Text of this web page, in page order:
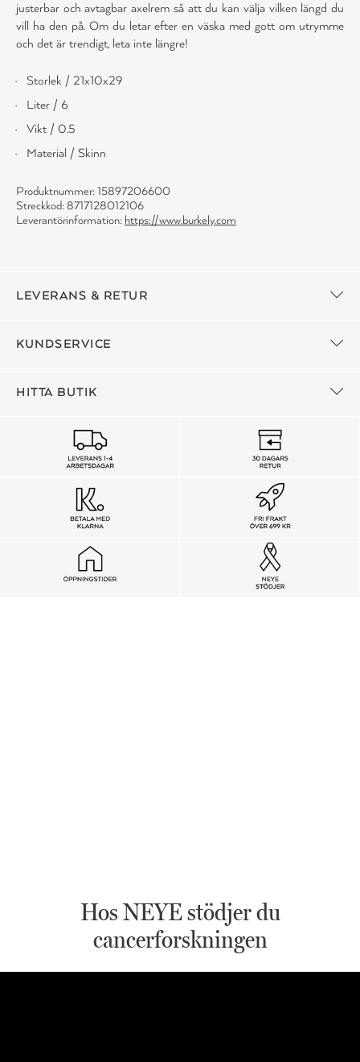
justerbar och avtagbar axelrem så att du kan välja vilken längd du
vill ha den på. Om du letar efter en väska med gott om utrymme
och det är trendigt, leta inte längre!
Storlek / 21x10x29
Liter / 6
Vikt / 0.5
Material / Skinn
Produktnummer: 15897206600
Streckkod: 8717128012106
Leverantörinformation: https://www.burkely.com
LEVERANS & RETUR
KUNDSERVICE
HITTA BUTIK
Hos NEYE stödjer du
cancerforskningen